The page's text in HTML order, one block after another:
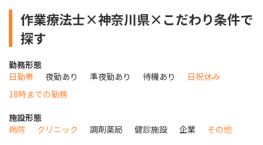
作業療法士×神奈川県×こだわり条件で
探す
勤務形態
日勤帯
夜勤あり 準夜勤あり 待機あり
日祝休み
18時までの勤務
施設形態
病院
クリニック 調剤薬局 健診施設 企業 その他